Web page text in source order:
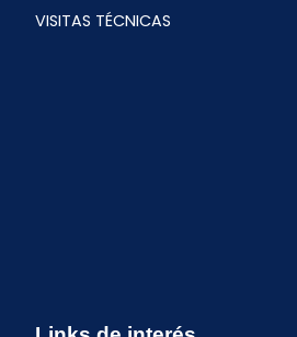
VISITAS TÉCNICAS